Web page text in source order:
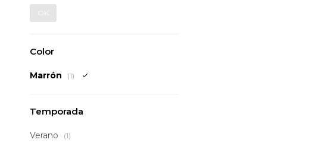
OK
Color
Marrón (1)
Temporada
Verano (1)